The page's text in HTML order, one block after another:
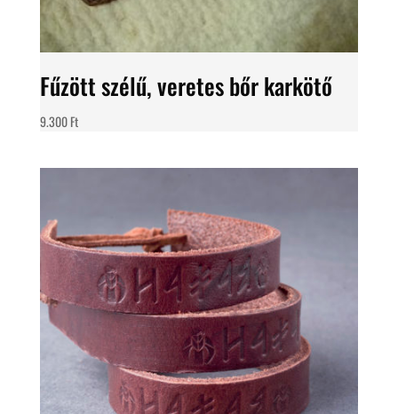
Fűzött szélű, veretes bőr karkötő
9.300Ft